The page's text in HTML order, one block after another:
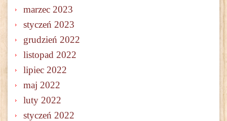
marzec 2023
styczeń 2023
grudzień 2022
listopad 2022
lipiec 2022
maj 2022
luty 2022
styczeń 2022